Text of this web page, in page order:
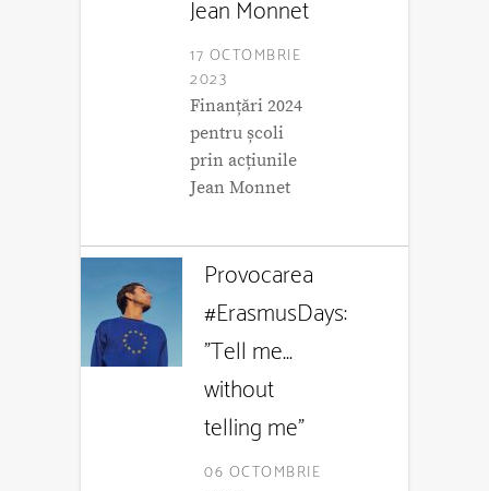
Jean Monnet
17 OCTOMBRIE
2023
Finanțări 2024
pentru școli
prin acțiunile
Jean Monnet
Provocarea
#ErasmusDays:
"Tell me...
without
telling me"
06 OCTOMBRIE